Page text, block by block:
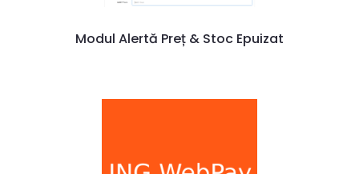
Modul Alertă Preț & Stoc Epuizat